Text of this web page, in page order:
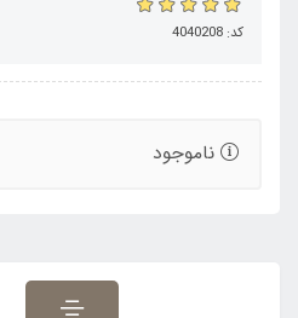
کد: 4040208
ناموجود